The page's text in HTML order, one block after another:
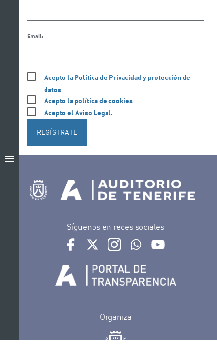
menu
Email:
Acepto la Política de Privacidad y protección de
datos.
Acepto la política de cookies
Acepto el Aviso Legal.
REGÍSTRATE
Síguenos en redes sociales
Ir a perfil de Auditorio de Tenerife en Facebook
Ir a perfil de Auditorio de Tenerife en
Ir a perfil de Auditorio de
Ir al Boletín Whatsapp
Organiza